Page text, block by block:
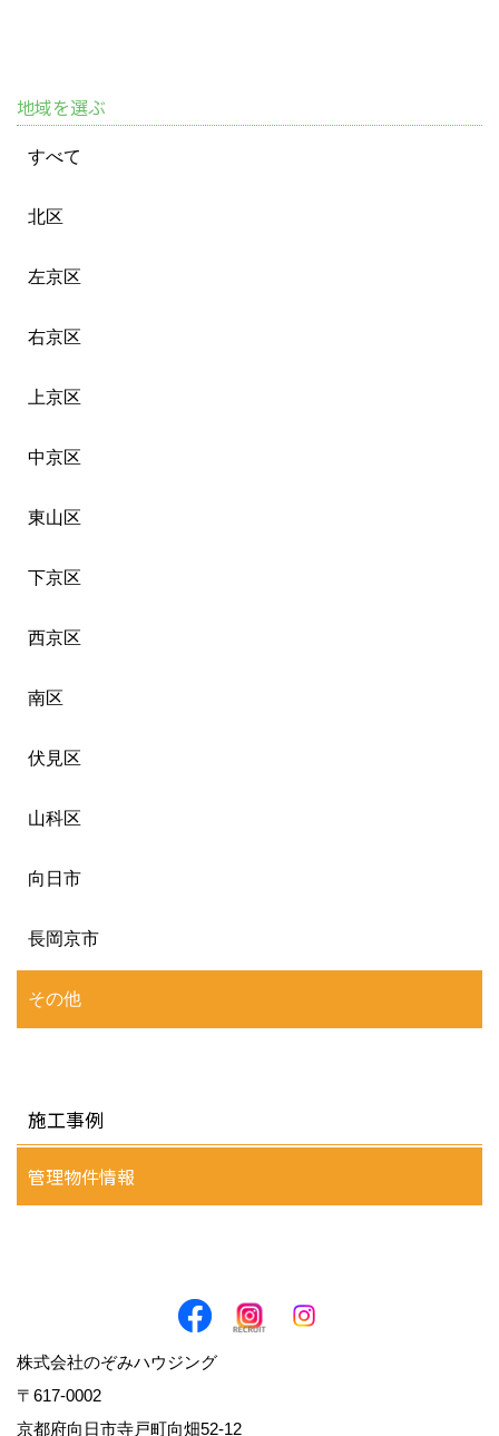
地域を選ぶ
すべて
北区
左京区
右京区
上京区
中京区
東山区
下京区
西京区
南区
伏見区
山科区
向日市
長岡京市
その他
施工事例
管理物件情報
株式会社のぞみハウジング
〒617-0002
京都府向日市寺戸町向畑52-12